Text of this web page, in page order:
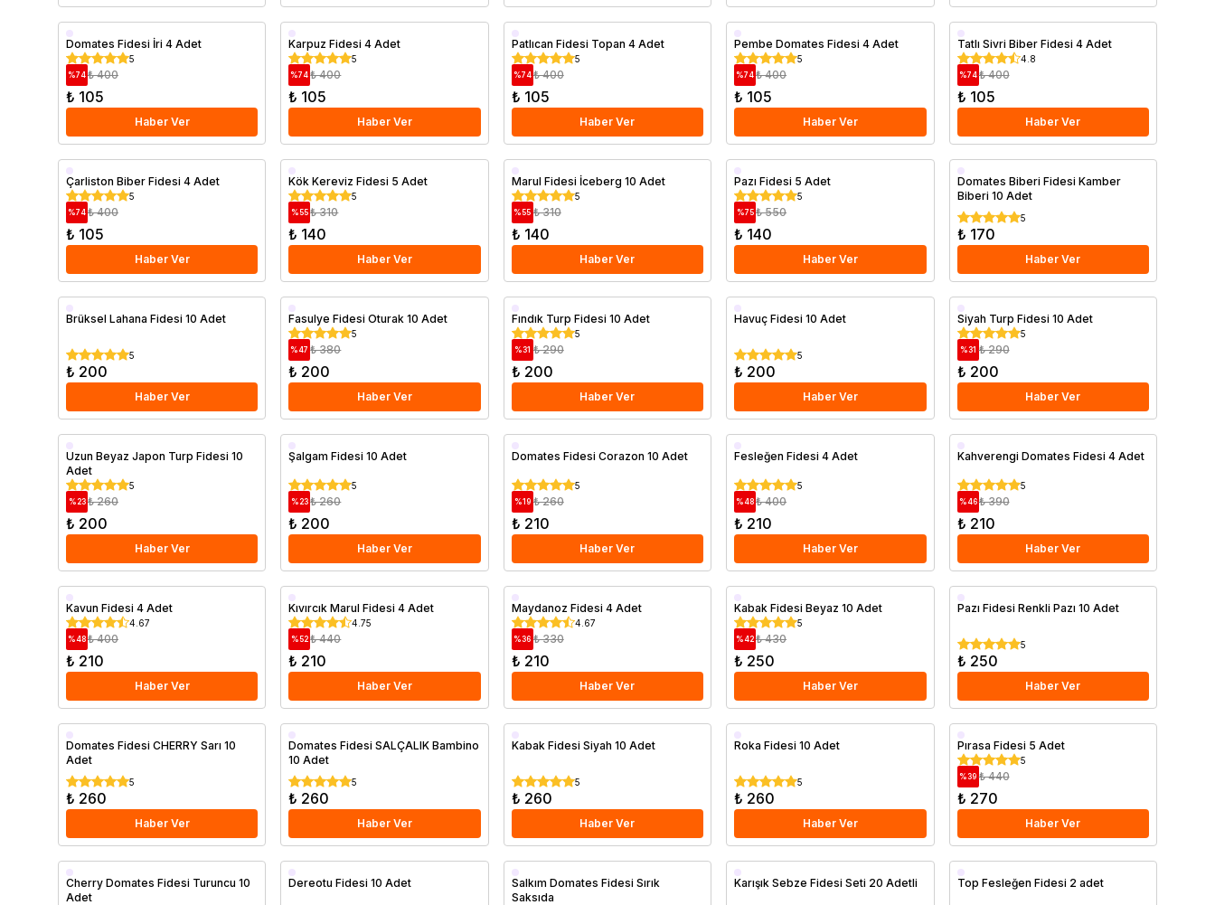
Domates Fidesi İri 4 Adet
5
%74 ₺ 400
₺ 105
Haber Ver
Karpuz Fidesi 4 Adet
5
%74 ₺ 400
₺ 105
Haber Ver
Patlıcan Fidesi Topan 4 Adet
5
%74 ₺ 400
₺ 105
Haber Ver
Pembe Domates Fidesi 4 Adet
5
%74 ₺ 400
₺ 105
Haber Ver
Tatlı Sivri Biber Fidesi 4 Adet
4.8
%74 ₺ 400
₺ 105
Haber Ver
Çarliston Biber Fidesi 4 Adet
5
%74 ₺ 400
₺ 105
Haber Ver
Kök Kereviz Fidesi 5 Adet
5
% 55 ₺ 310
₺ 140
Haber Ver
Marul Fidesi İceberg 10 Adet
5
% 55 ₺ 310
₺ 140
Haber Ver
Pazı Fidesi 5 Adet
5
%75 ₺ 550
₺ 140
Haber Ver
Domates Biberi Fidesi Kamber
Biberi 10 Adet
5
₺ 170
Haber Ver
Brüksel Lahana Fidesi 10 Adet
5
₺ 200
Haber Ver
Fasulye Fidesi Oturak 10 Adet
5
%47 ₺ 380
₺ 200
Haber Ver
Fındık Turp Fidesi 10 Adet
5
%31 ₺ 290
₺ 200
Haber Ver
Havuç Fidesi 10 Adet
5
₺ 200
Haber Ver
Siyah Turp Fidesi 10 Adet
5
%31 ₺ 290
₺ 200
Haber Ver
Uzun Beyaz Japon Turp Fidesi 10
Adet
5
%23 ₺ 260
₺ 200
Haber Ver
Şalgam Fidesi 10 Adet
5
%23 ₺ 260
₺ 200
Haber Ver
Domates Fidesi Corazon 10 Adet
5
%19 ₺ 260
₺ 210
Haber Ver
Fesleğen Fidesi 4 Adet
5
%48 ₺ 400
₺ 210
Haber Ver
Kahverengi Domates Fidesi 4 Adet
5
%46 ₺ 390
₺ 210
Haber Ver
Kavun Fidesi 4 Adet
4.67
%48 ₺ 400
₺ 210
Haber Ver
Kıvırcık Marul Fidesi 4 Adet
4.75
% 52 ₺ 440
₺ 210
Haber Ver
Maydanoz Fidesi 4 Adet
4.67
%36 ₺ 330
₺ 210
Haber Ver
Kabak Fidesi Beyaz 10 Adet
5
%42 ₺ 430
₺ 250
Haber Ver
Pazı Fidesi Renkli Pazı 10 Adet
5
₺ 250
Haber Ver
Domates Fidesi CHERRY Sarı 10
Adet
5
₺ 260
Haber Ver
Domates Fidesi SALÇALIK Bambino
10 Adet
5
₺ 260
Haber Ver
Kabak Fidesi Siyah 10 Adet
5
₺ 260
Haber Ver
Roka Fidesi 10 Adet
5
₺ 260
Haber Ver
Pırasa Fidesi 5 Adet
5
%39 ₺ 440
₺ 270
Haber Ver
Cherry Domates Fidesi Turuncu 10
Adet
Dereotu Fidesi 10 Adet Saksıda
Salkım Domates Fidesi Sırık
Saksıda
Karışık Sebze Fidesi Seti 20 Adetli Top Fesleğen Fidesi 2 adet